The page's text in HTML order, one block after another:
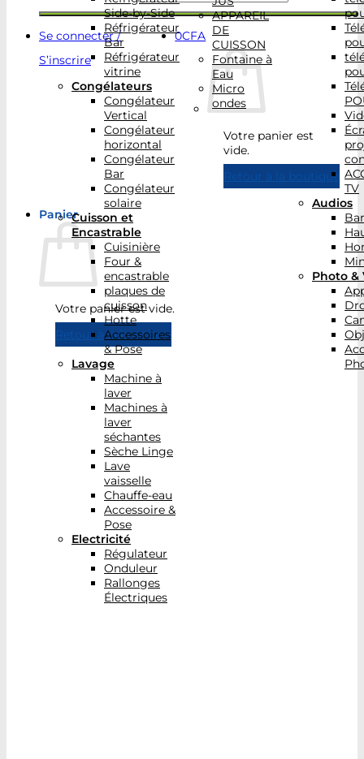
Se connecter /
S’inscrire
0CFA
Votre panier est
vide.
Retour à la boutique
Panier
Votre panier est vide.
Retour à la boutique
Side-by-Side
Réfrigérateur
Bar
Réfrigérateur
vitrine
Congélateurs
Congélateur
Vertical
Congélateur
horizontal
Congélateur
Bar
Congélateur
solaire
Cuisson et
Encastrable
Cuisinière
Four &
encastrable
plaques de
cuisson
Hotte
Accessoires
& Pose
Lavage
Machine à
laver
Machines à
laver
séchantes
Sèche Linge
Lave
vaisselle
Chauffe-eau
Accessoire &
Pose
Electricité
Régulateur
Onduleur
Rallonges
Électriques
APPAREIL
DE
CUISSON
Fontaine à
Eau
Micro
ondes
TV
Audios
Photo &